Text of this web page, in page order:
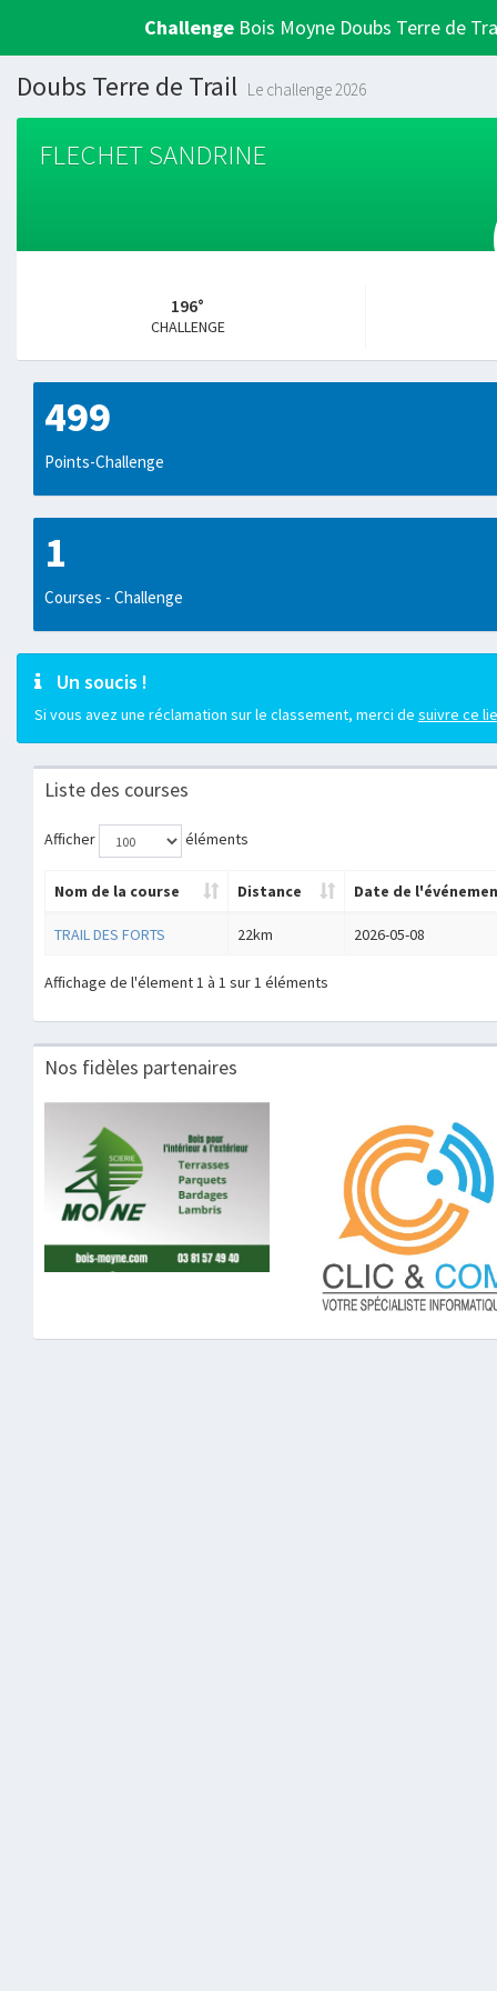
Challenge Bois Moyne Doubs Terre de
Doubs Terre de Trail Le challenge 2026
FLECHET SANDRINE
196°
CHALLENGE
499
Points-Challenge
1
Courses - Challenge
Un soucis !
Si vous avez une réclamation sur le classement, merci de suivre ce
Liste des courses
Afficher éléments
Nom de la course Distance Date de
TRAIL DES FORTS 22km 2026-05-08
Affichage de l'élement 1 à 1 sur 1 éléments
Nos fidèles partenaires